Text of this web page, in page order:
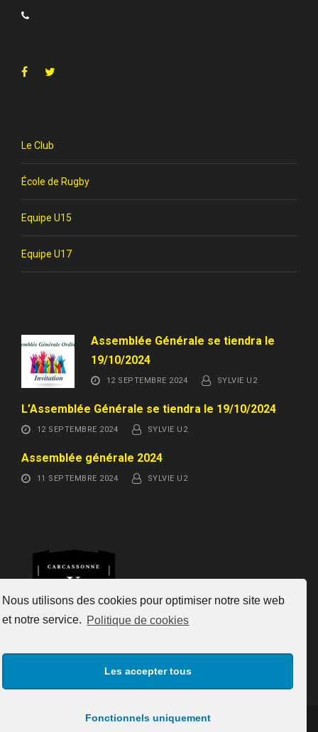
Nous utilisons des cookies pour optimiser notre site web
et notre service. Politique de cookies
Les accepter tous
Fonctionnels uniquement
Le Club
École de Rugby
Equipe U15
Equipe U17
Assemblée Générale se tiendra le
19/10/2024
12 SEPTEMBRE 2024 SYLVIE U2
L’Assemblée Générale se tiendra le 19/10/2024
12 SEPTEMBRE 2024 SYLVIE U2
Assemblée générale 2024
11 SEPTEMBRE 2024 SYLVIE U2